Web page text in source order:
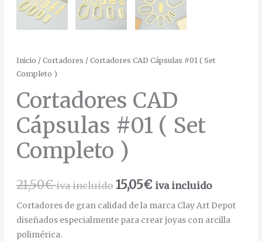
Inicio / Cortadores / Cortadores CAD Cápsulas #01 ( Set
Completo )
Cortadores CAD
Cápsulas #01 ( Set
Completo )
21,50€ iva incluido 15,05€ iva incluido
Cortadores de gran calidad de la marca Clay Art Depot
diseñados especialmente para crear joyas con arcilla
polimérica.